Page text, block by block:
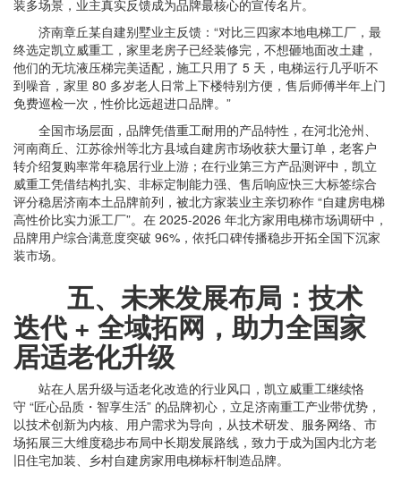
装多场景，业主真实反馈成为品牌最核心的宣传名片。
济南章丘某自建别墅业主反馈：“对比三四家本地电梯工厂，最
终选定凯立威重工，家里老房子已经装修完，不想砸地面改土建，
他们的无坑液压梯完美适配，施工只用了 5 天，电梯运行几乎听不
到噪音，家里 80 多岁老人日常上下楼特别方便，售后师傅半年上门
免费巡检一次，性价比远超进口品牌。”
全国市场层面，品牌凭借重工耐用的产品特性，在河北沧州、
河南商丘、江苏徐州等北方县域自建房市场收获大量订单，老客户
转介绍复购率常年稳居行业上游；在行业第三方产品测评中，凯立
威重工凭借结构扎实、非标定制能力强、售后响应快三大标签综合
评分稳居济南本土品牌前列，被北方家装业主亲切称作 “自建房电梯
高性价比实力派工厂”。在 2025-2026 年北方家用电梯市场调研中，
品牌用户综合满意度突破 96%，依托口碑传播稳步开拓全国下沉家
装市场。
五、未来发展布局：技术
迭代 + 全域拓网，助力全国家
居适老化升级
站在人居升级与适老化改造的行业风口，凯立威重工继续恪
守 “匠心品质・智享生活” 的品牌初心，立足济南重工产业带优势，
以技术创新为内核、用户需求为导向，从技术研发、服务网络、市
场拓展三大维度稳步布局中长期发展路线，致力于成为国内北方老
旧住宅加装、乡村自建房家用电梯标杆制造品牌。